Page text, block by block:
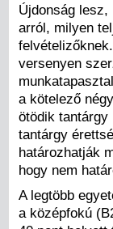
Újdonság
arról, milyen
versenyen
a kötelező
ötödik
tantárgy
határozhatják
hogy nem
A legtöbb
a középfokú